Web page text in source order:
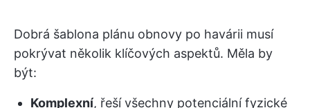
Dobrá šablona plánu obnovy po havárii musí
pokrývat několik klíčových aspektů. Měla by
být:
Komplexní, řeší všechny potenciální fyzické